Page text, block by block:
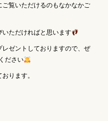
覧いただけるのもなかなかご
ただければと思います
ゼントしておりますので、ぜ
ださい
ります。